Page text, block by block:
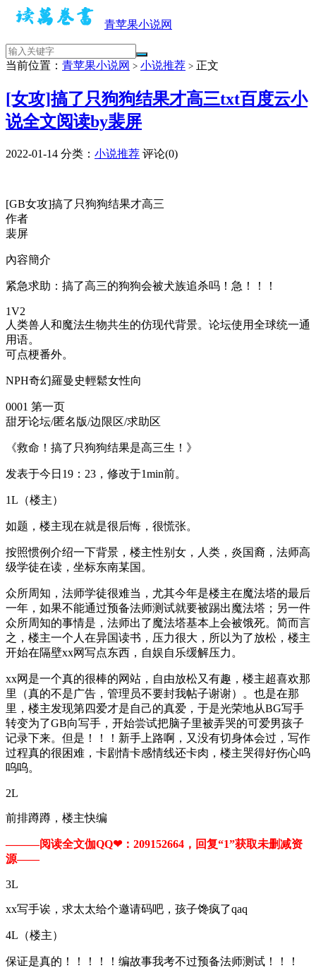
青苹果小说网
当前位置： 青苹果小说网 > 小说推荐 > 正文
[女攻]搞了只狗狗结果才高三txt百度云小
说全文阅读by裴屏
2022-01-14 分类： 小说推荐 评论(0)
[GB女攻]搞了只狗狗结果才高三
作者
裴屏
內容簡介
紧急求助：搞了高三的狗狗会被犬族追杀吗！急！！！
1V2
人类兽人和魔法生物共生的仿现代背景。论坛使用全球统一通
用语。
可点梗番外。
NPH奇幻羅曼史輕鬆女性向
0001 第一页
甜牙论坛/匿名版/边限区/求助区
《救命！搞了只狗狗结果是高三生！》
发表于今日19：23，修改于1min前。
1L（楼主）
如题，楼主现在就是很后悔，很慌张。
按照惯例介绍一下背景，楼主性别女，人类，炎国裔，法师高
级学徒在读，坐标东南某国。
众所周知，法师学徒很难当，尤其今年是楼主在魔法塔的最后
一年，如果不能通过预备法师测试就要被踢出魔法塔；另一件
众所周知的事情是，法师出了魔法塔基本上会被饿死。简而言
之，楼主一个人在异国读书，压力很大，所以为了放松，楼主
开始在隔壁xx网写点东西，自娱自乐缓解压力。
xx网是一个真的很棒的网站，自由放松又有趣，楼主超喜欢那
里（真的不是广告，管理员不要封我帖子谢谢）。也是在那
里，楼主发现第四爱才是自己的真爱，于是光荣地从BG写手
转变为了GB向写手，开始尝试把脑子里被弄哭的可爱男孩子
记录下来。但是！！！新手上路啊，又没有切身体会过，写作
过程真的很困难，卡剧情卡感情线还卡肉，楼主哭得好伤心呜
呜呜。
2L
前排蹲蹲，楼主快编
———阅读全文伽QQ❤：209152664，回复“1”获取未删减资
源—​​​​—
3L
xx写手诶，求太太给个邀请码吧，孩子馋疯了qaq
4L（楼主）
保证是真的！！！！！编故事我考不过预备法师测试！！！